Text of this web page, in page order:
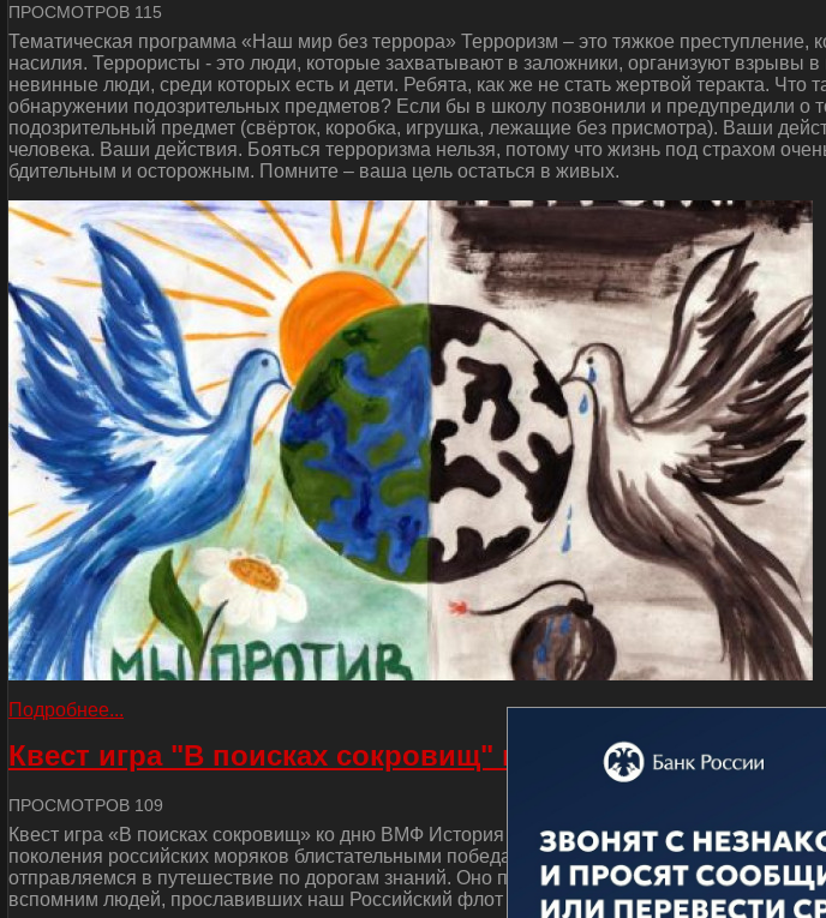
ПРОСМОТРОВ 115
Тематическая программа «Наш мир без террора» Терроризм – это тяжкое преступление,
насилия. Террористы - это люди, которые захватывают в заложники, организуют взрывы
невинные люди, среди которых есть и дети. Ребята, как же не стать жертвой теракта. Что
обнаружении подозрительных предметов? Если бы в школу позвонили и предупредили
подозрительный предмет (свёрток, коробка, игрушка, лежащие без присмотра). Ваши
человека. Ваши действия. Бояться терроризма нельзя, потому что жизнь под страхом
бдительным и осторожным. Помните – ваша цель остаться в живых.
Подробнее...
Квест игра "В поисках сокровищ" ко дню ВМФ
ПРОСМОТРОВ 109
Квест игра «В поисках сокровищ» ко дню ВМФ История отечественного флота
поколения российских моряков блистательными победами над иноземными
отправляемся в путешествие по дорогам знаний. Оно посвящается истории
вспомним людей, прославивших наш Российский флот и сделавших очень много для его